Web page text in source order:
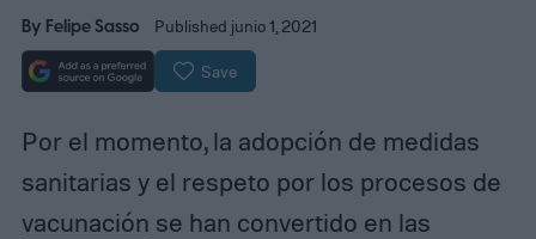
By Felipe Sasso Published junio 1, 2021
Save
Por el momento, la adopción de medidas
sanitarias y el respeto por los procesos de
vacunación se han convertido en las